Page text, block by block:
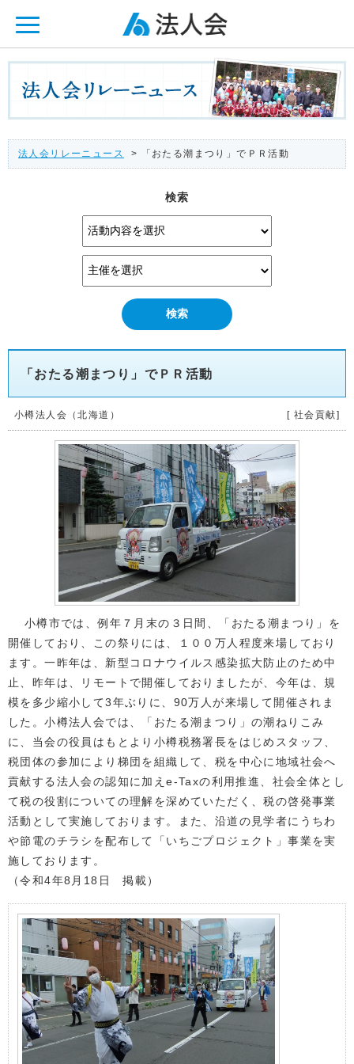
法人会リレーニュース > 「おたる潮まつり」でＰＲ活動
検索
「おたる潮まつり」でＰＲ活動
小樽法人会（北海道） [ 社会貢献]
小樽市では、例年７月末の３日間、「おたる潮まつり」を
開催しており、この祭りには、１００万人程度来場しており
ます。一昨年は、新型コロナウイルス感染拡大防止のため中
止、昨年は、リモートで開催しておりましたが、今年は、規
模を多少縮小して3年ぶりに、90万人が来場して開催されま
した。小樽法人会では、「おたる潮まつり」の潮ねりこみ
に、当会の役員はもとより小樽税務署長をはじめスタッフ、
税団体の参加により梯団を組織して、税を中心に地域社会へ
貢献する法人会の認知に加えe-Taxの利用推進、社会全体とし
て税の役割についての理解を深めていただく、税の啓発事業
活動として実施しております。また、沿道の見学者にうちわ
や節電のチラシを配布して「いちごプロジェクト」事業を実
施しております。
（令和4年8月18日 掲載）